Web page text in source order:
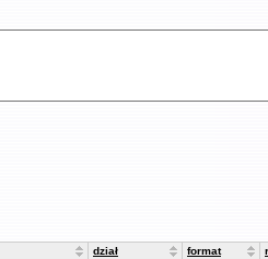
dział format